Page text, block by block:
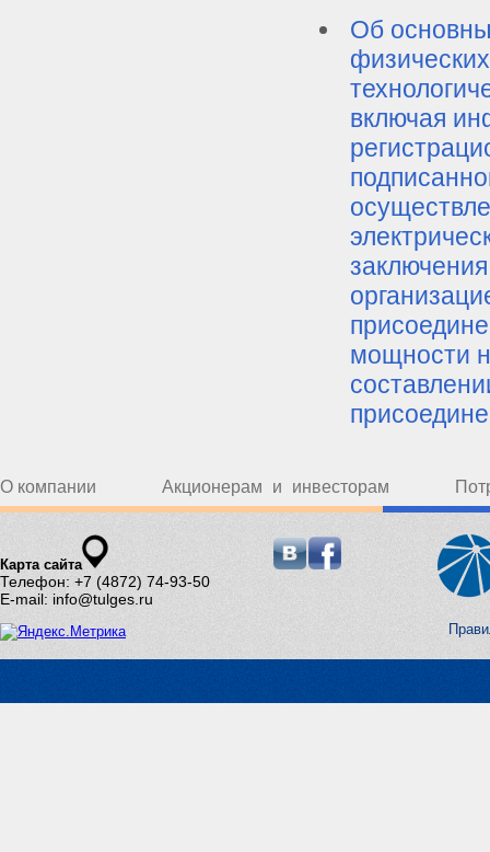
Об
включая
мощности
О компании Акционерам и инвесторам
Карта сайта
Телефон: +7 (4872) 74-93-50
E-mail: info@tulges.ru